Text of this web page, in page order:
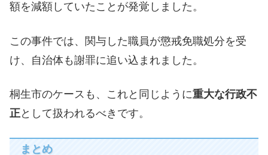
額を減額していたことが発覚しました。
この事件では、関与した職員が懲戒免職処分を受
け、自治体も謝罪に追い込まれました。
桐生市のケースも、これと同じように重大な行政不
正として扱われるべきです。
まとめ